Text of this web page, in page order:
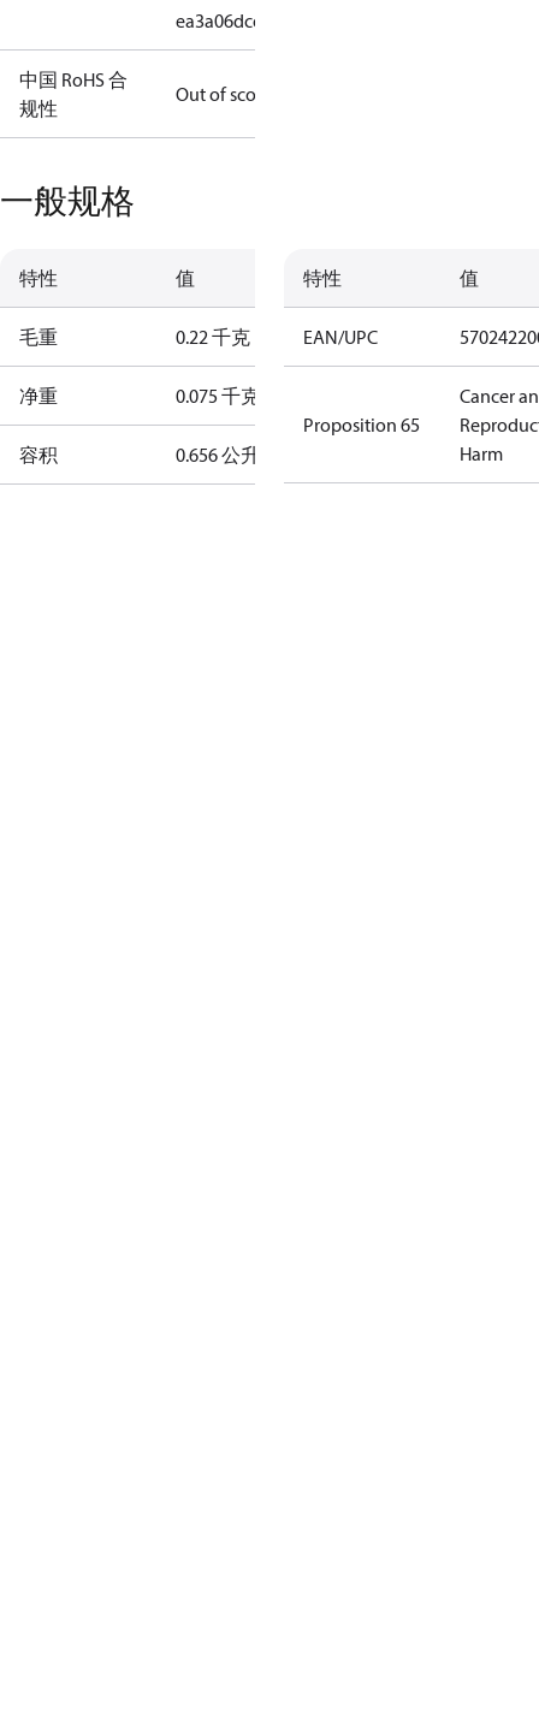
ea3a06dce79f
中国 RoHS 合
规性
Out of scope
一般规格
特性 值
毛重 0.22 千克
净重 0.075 千克
容积 0.656 公升
特性 值
EAN/UPC
Proposition 65
Cancer
Harm